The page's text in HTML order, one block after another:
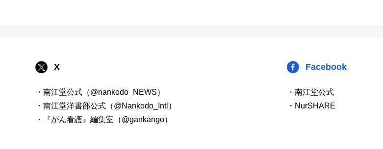
X
・南江堂公式（@nankodo_NEWS）
・南江堂洋書部公式（@Nankodo_Intl）
・『がん看護』編集室（@gankango）
Facebook
・南江堂公式
・NurSHARE